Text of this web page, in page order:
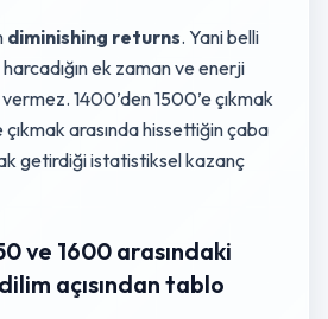
diminishing returns. Yani belli
ek zaman ve enerji
vermez. 1400’den 1500’e çıkmak
çıkmak arasında hissettiğin çaba
getirdiği istatistiksel kazanç
ve 1600 arasındaki
açısından tablo